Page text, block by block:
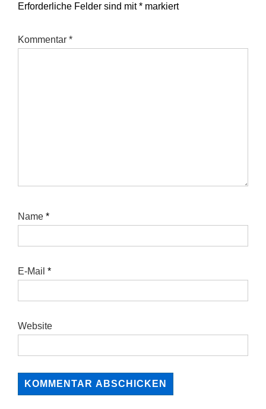
Erforderliche Felder sind mit* markiert
Kommentar *
Name *
E-Mail *
Website